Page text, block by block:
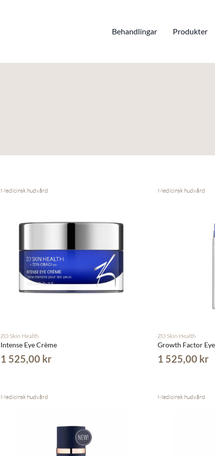
Behandlingar Produkter
Medicinsk hudvård
ZO Skin Health
Intense Eye Crème
1 525,00 kr
Medicinsk hudvård
ZO Skin Health
Growth Factor
1 525,00 kr
Medicinsk hudvård Medicinsk hudvård